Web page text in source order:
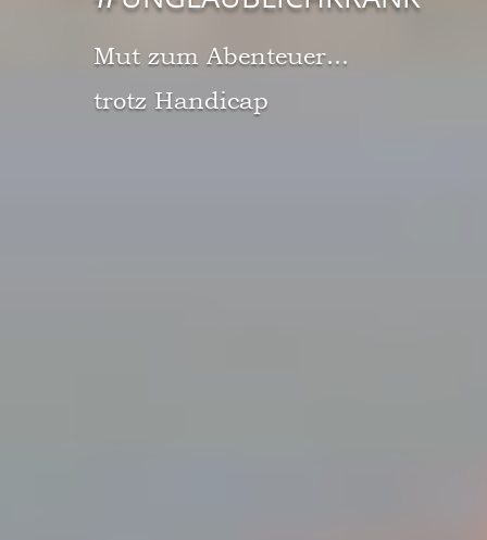
Mut zum Abenteuer...
trotz Handicap